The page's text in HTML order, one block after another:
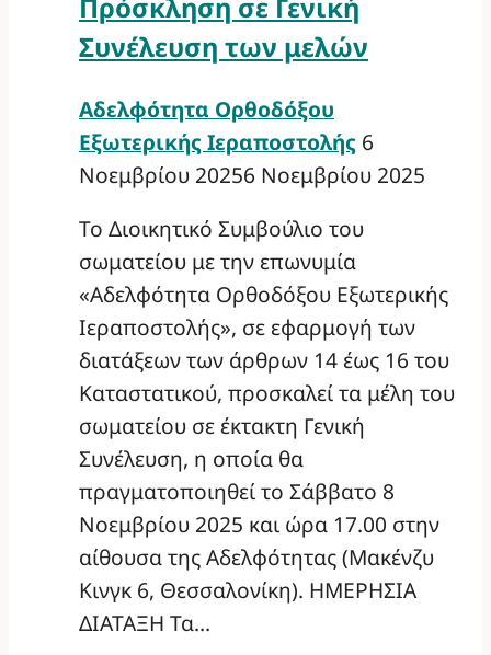
Συνέλευση των μελών
Αδελφότητα Ορθοδόξου
Εξωτερικής Ιεραποστολής 6
Νοεμβρίου 20256 Νοεμβρίου 2025
Το Διοικητικό Συμβούλιο του
σωματείου με την επωνυμία
«Αδελφότητα Ορθοδόξου Εξωτερικής
Ιεραποστολής», σε εφαρμογή των
διατάξεων των άρθρων 14 έως 16 του
Καταστατικού, προσκαλεί τα μέλη του
σωματείου σε έκτακτη Γενική
Συνέλευση, η οποία θα
πραγματοποιηθεί το Σάββατο 8
Νοεμβρίου 2025 και ώρα 17.00 στην
αίθουσα της Αδελφότητας (Μακένζυ
Κινγκ 6, Θεσσαλονίκη). ΗΜΕΡΗΣΙΑ
ΔΙΑΤΑΞΗ Τα…